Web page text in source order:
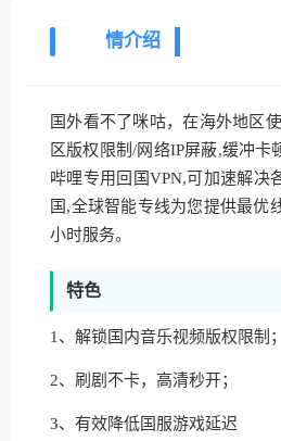
情介绍
国外看不了咪咕，在海外地区
区版权限制/网络IP屏蔽,缓冲卡
哔哩专用回国VPN,可加速解决
国,全球智能专线为您提供最优
小时服务。
特色
1、解锁国内音乐视频版权限制；
2、刷剧不卡，高清秒开；
3、有效降低国服游戏延迟